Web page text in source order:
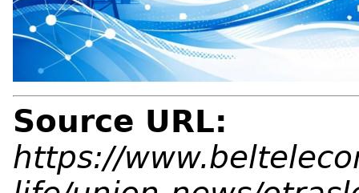
Source URL:
https://